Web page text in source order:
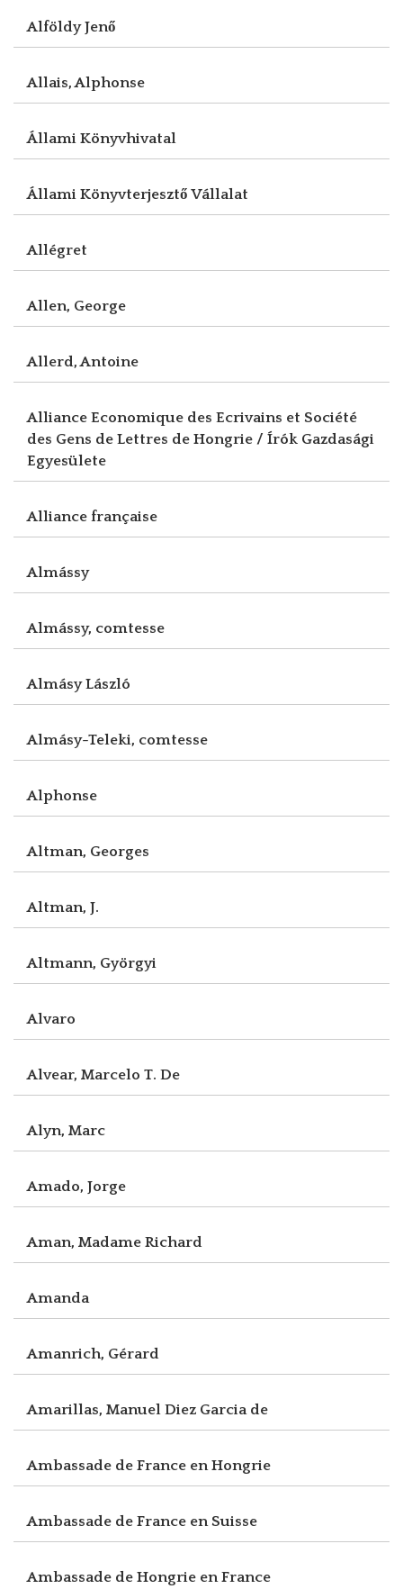
Alföldy Jenő
Allais, Alphonse
Állami Könyvhivatal
Állami Könyvterjesztő Vállalat
Allégret
Allen, George
Allerd, Antoine
Alliance Economique des Ecrivains et Société
des Gens de Lettres de Hongrie / Írók Gazdasági
Egyesülete
Alliance française
Almássy
Almássy, comtesse
Almásy László
Almásy-Teleki, comtesse
Alphonse
Altman, Georges
Altman, J.
Altmann, Györgyi
Alvaro
Alvear, Marcelo T. De
Alyn, Marc
Amado, Jorge
Aman, Madame Richard
Amanda
Amanrich, Gérard
Amarillas, Manuel Diez Garcia de
Ambassade de France en Hongrie
Ambassade de France en Suisse
Ambassade de Hongrie en France